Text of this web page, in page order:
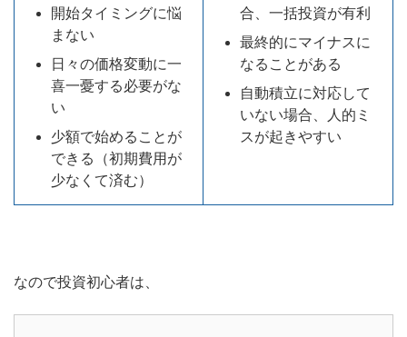
開始タイミングに悩
まない
日々の価格変動に一
喜一憂する必要がな
い
少額で始めることが
できる（初期費用が
少なくて済む）
合、一括投資が有利
最終的にマイナスに
なることがある
自動積立に対応して
いない場合、人的ミ
スが起きやすい
なので投資初心者は、